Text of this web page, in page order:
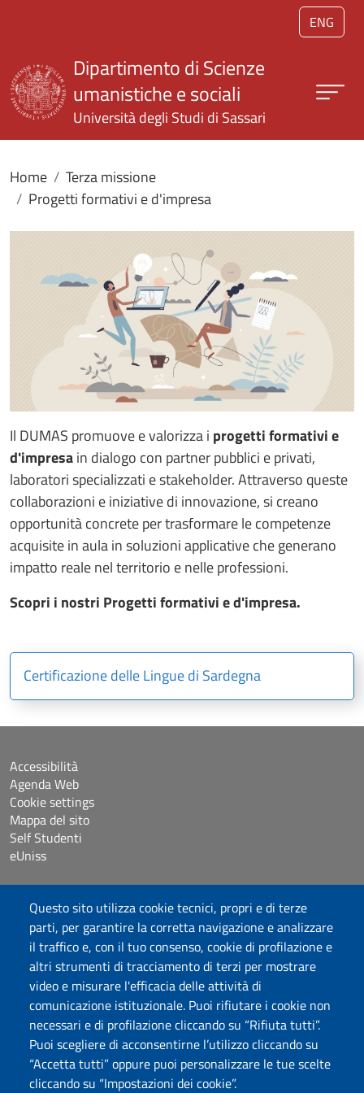
Salta al contenuto principale
ENG
Questo sito utilizza cookie tecnici, propri e di terze
parti, per garantire la corretta navigazione e analizzare
il traffico e, con il tuo consenso, cookie di profilazione e
altri strumenti di tracciamento di terzi per mostrare
video e misurare l'efficacia delle attività di
comunicazione istituzionale. Puoi rifiutare i cookie non
necessari e di profilazione cliccando su “Rifiuta tutti”.
Puoi scegliere di acconsentirne l’utilizzo cliccando su
“Accetta tutti” oppure puoi personalizzare le tue scelte
cliccando su “Impostazioni dei cookie”.
Dipartimento di Scienze
umanistiche e sociali
Università degli Studi di Sassari
Home
Terza missione
Progetti formativi e d'impresa
Il DUMAS promuove e valorizza i progetti formativi e
d'impresain dialogo con partner pubblici e privati,
laboratori specializzati e stakeholder. Attraverso queste
collaborazioni e iniziative di innovazione, si creano
opportunità concrete per trasformare le competenze
acquisite in aula in soluzioni applicative che generano
impatto reale nel territorio e nelle professioni.
Scopri i nostri Progetti formativi e d'impresa.
Certificazione delle Lingue di Sardegna
Università degli Studi di Sassari
Dipartimento di Scienze Umanistiche e Sociali
Via Roma 151, 07100 Sassari
Accessibilità
Agenda Web
Cookie settings
Mappa del sito
Self Studenti
eUniss
Bandi
Dichiarazione di accessibilità
Posta elettronica @uniss.it
Protocollo
Seguici su